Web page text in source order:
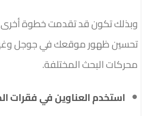
وبذلك تكون قد تقدمت خطوة
تحسين ظهور موقعك في جوجل
محركات البحث المختلفة.
استخدم العناوين في فقرات